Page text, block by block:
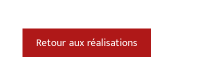
Retour aux réalisations